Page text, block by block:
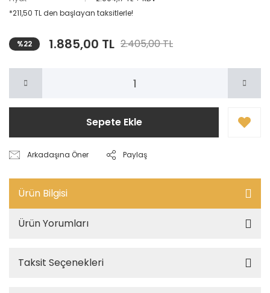
*211,50 TL den başlayan taksitlerle!
%22 1.885,00 TL 2.405,00 TL
Sepete Ekle
Arkadaşına Öner Paylaş
Ürün Bilgisi
Ürün Yorumları
Taksit Seçenekleri